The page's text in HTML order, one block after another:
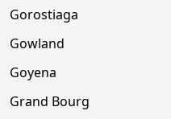
Gorostiaga
Gowland
Goyena
Grand Bourg